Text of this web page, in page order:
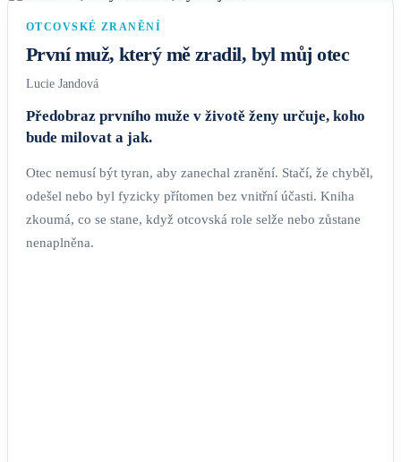
OTCOVSKÉ ZRANĚNÍ
První muž, který mě zradil, byl můj otec
Lucie Jandová
Předobraz prvního muže v životě ženy určuje, koho
bude milovat a jak.
Otec nemusí být tyran, aby zanechal zranění. Stačí, že chyběl,
odešel nebo byl fyzicky přítomen bez vnitřní účasti. Kniha
zkoumá, co se stane, když otcovská role selže nebo zůstane
nenaplněna.